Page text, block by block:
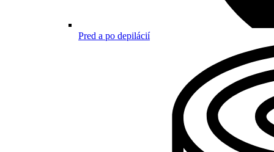
Pred a po depilácií